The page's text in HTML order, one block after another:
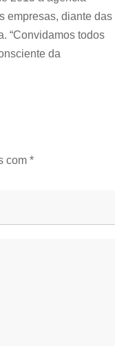
empresas, diante das
“Convidamos todos
da
com *